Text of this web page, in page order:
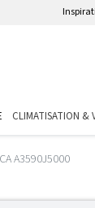
CLIMATISATION &
A3590J5000